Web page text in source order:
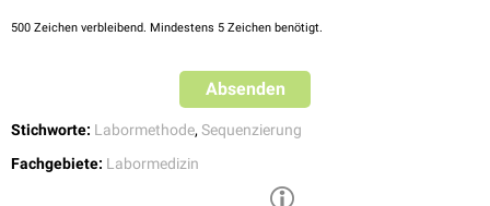
500 Zeichen verbleibend. Mindestens 5 Zeichen benötigt.
Absenden
Stichworte: Labormethode, Sequenzierung
Fachgebiete: Labormedizin